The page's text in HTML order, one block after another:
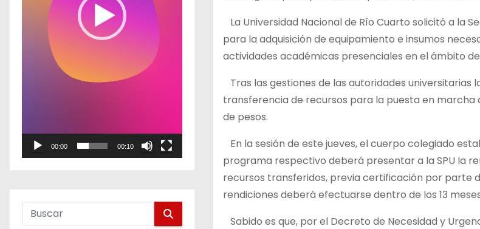
d
00:00 00:10
La Universidad Nacional de Río Cuarto solicitó a la
para la adquisición de equipamiento e insumos
actividades académicas presenciales en el ámbito
Tras las gestiones de las autoridades universitarias
transferencia de recursos para la puesta en marcha
de pesos.
En la sesión de este jueves, el cuerpo colegiado
programa respectivo deberá presentar a la SPU la
recursos transferidos, previa certificación por parte
rendiciones deberá efectuarse dentro de los 13
Sabido es que, por el Decreto de Necesidad y